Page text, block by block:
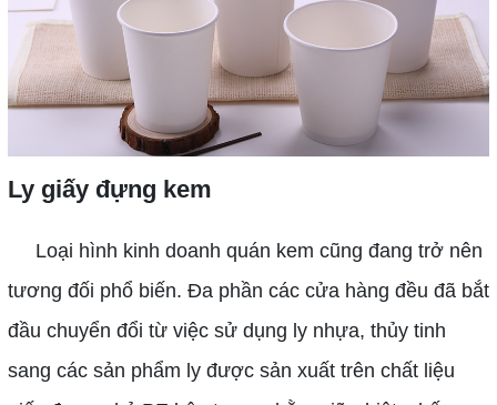
Ly giấy đựng kem
Loại hình kinh doanh quán kem cũng đang trở nên
tương đối phổ biến. Đa phần các cửa hàng đều đã bắt
đầu chuyển đổi từ việc sử dụng ly nhựa, thủy tinh
sang các sản phẩm ly được sản xuất trên chất liệu